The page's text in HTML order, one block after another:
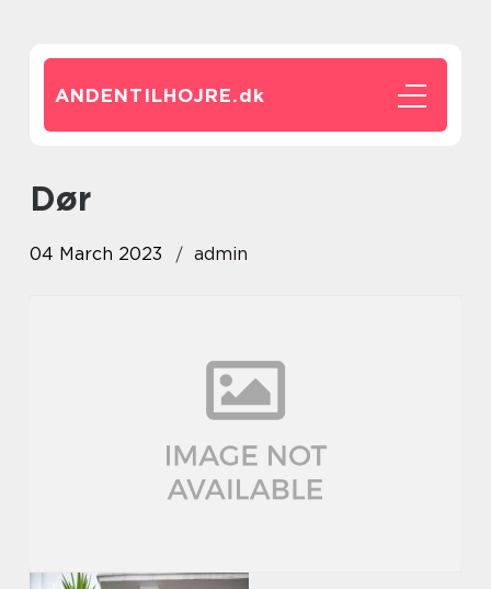
ANDENTILHOJRE.dk
dør
04 March 2023 admin